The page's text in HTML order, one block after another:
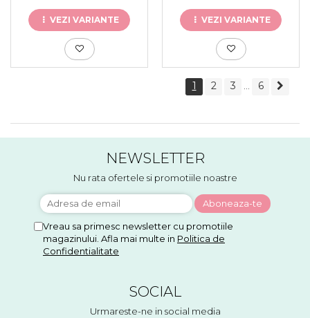
VEZI VARIANTE VEZI VARIANTE
1 2 3 6
NEWSLETTER
Nu rata ofertele si promotiile noastre
Vreau sa primesc newsletter cu promotiile
magazinului. Afla mai multe in Politica de
Confidentialitate
SOCIAL
Urmareste-ne in social media